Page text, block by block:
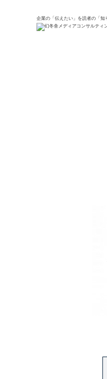
企業の「伝えたい」を読者の「知